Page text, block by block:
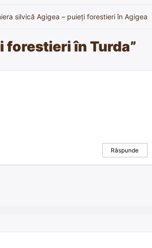
silvică Agigea – puieți forestieri în Agigea
forestieri în Turda”
Răspunde